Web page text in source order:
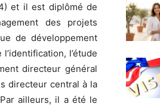
et il est diplômé de
des projets
de développement
l’étude
directeur général
directeur central à la
ailleurs, il a été le